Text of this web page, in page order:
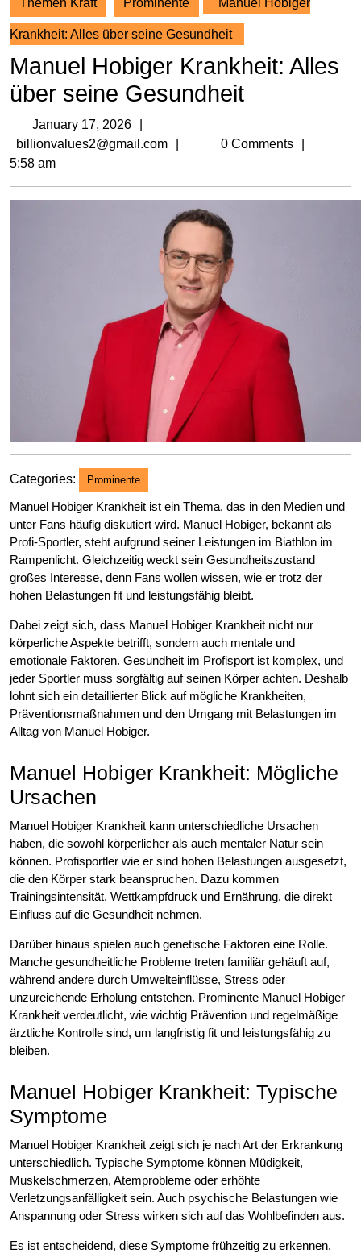
Themen Kraft Prominente Manuel Hobiger
Krankheit: Alles über seine Gesundheit
Manuel Hobiger Krankheit: Alles
über seine Gesundheit
January 17, 2026
17,
billionvalues2@gmail.com billionvalues2@gmail.com
0 Comments
5:58 am
Categories: Prominente
Manuel Hobiger Krankheit ist ein Thema, das in den Medien und
unter Fans häufig diskutiert wird. Manuel Hobiger, bekannt als
Profi-Sportler, steht aufgrund seiner Leistungen im Biathlon im
Rampenlicht. Gleichzeitig weckt sein Gesundheitszustand
großes Interesse, denn Fans wollen wissen, wie er trotz der
hohen Belastungen fit und leistungsfähig bleibt.
Dabei zeigt sich, dass Manuel Hobiger Krankheit nicht nur
körperliche Aspekte betrifft, sondern auch mentale und
emotionale Faktoren. Gesundheit im Profisport ist komplex, und
jeder Sportler muss sorgfältig auf seinen Körper achten. Deshalb
lohnt sich ein detaillierter Blick auf mögliche Krankheiten,
Präventionsmaßnahmen und den Umgang mit Belastungen im
Alltag von Manuel Hobiger.
Manuel Hobiger Krankheit: Mögliche
Ursachen
Manuel Hobiger Krankheit kann unterschiedliche Ursachen
haben, die sowohl körperlicher als auch mentaler Natur sein
können. Profisportler wie er sind hohen Belastungen ausgesetzt,
die den Körper stark beanspruchen. Dazu kommen
Trainingsintensität, Wettkampfdruck und Ernährung, die direkt
Einfluss auf die Gesundheit nehmen.
Darüber hinaus spielen auch genetische Faktoren eine Rolle.
Manche gesundheitliche Probleme treten familiär gehäuft auf,
während andere durch Umwelteinflüsse, Stress oder
unzureichende Erholung entstehen. Prominente Manuel Hobiger
Krankheit verdeutlicht, wie wichtig Prävention und regelmäßige
ärztliche Kontrolle sind, um langfristig fit und leistungsfähig zu
bleiben.
Manuel Hobiger Krankheit: Typische
Symptome
Manuel Hobiger Krankheit zeigt sich je nach Art der Erkrankung
unterschiedlich. Typische Symptome können Müdigkeit,
Muskelschmerzen, Atemprobleme oder erhöhte
Verletzungsanfälligkeit sein. Auch psychische Belastungen wie
Anspannung oder Stress wirken sich auf das Wohlbefinden aus.
Es ist entscheidend, diese Symptome frühzeitig zu erkennen,